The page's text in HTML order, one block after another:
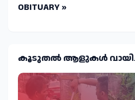
OBITUARY »
കൂടുതല്‍ ആളുകള്‍